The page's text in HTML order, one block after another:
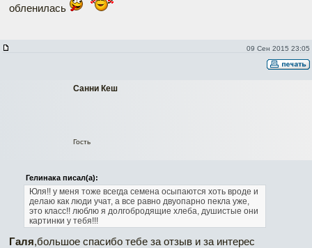
обленилась
09 Сен 2015 23:05
Санни Кеш
Гость
Гелинака писал(а):
Юля!! у меня тоже всегда семена осыпаются хоть вроде и
делаю как люди учат, а все равно двуопарно пекла уже,
это класс!! люблю я долгобродящие хлеба, душистые они
картинки у тебя!!!
Галя,большое спасибо тебе за отзыв и за интерес